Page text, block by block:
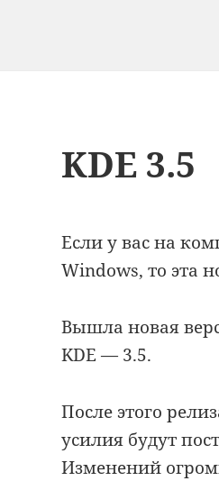
KDE 3.5
Если у вас на
Windows, то эта
Вышла новая
KDE — 3.5.
После этого
усилия будут
Изменений